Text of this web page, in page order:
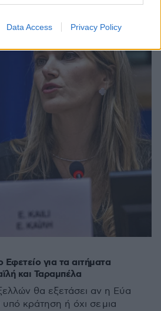
Data Access Privacy Policy
για τα αιτήματα
και Ταραμπέλα
θα εξετάσει αν η Εύα
κράτηση ή όχι σε μια